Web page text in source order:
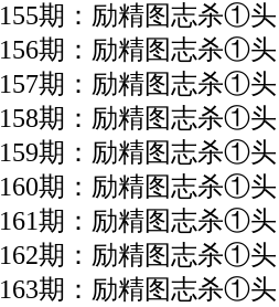
155期：励精图志杀①
156期：励精图志杀①
157期：励精图志杀①
158期：励精图志杀①
159期：励精图志杀①
160期：励精图志杀①
161期：励精图志杀①
162期：励精图志杀①
163期：励精图志杀①